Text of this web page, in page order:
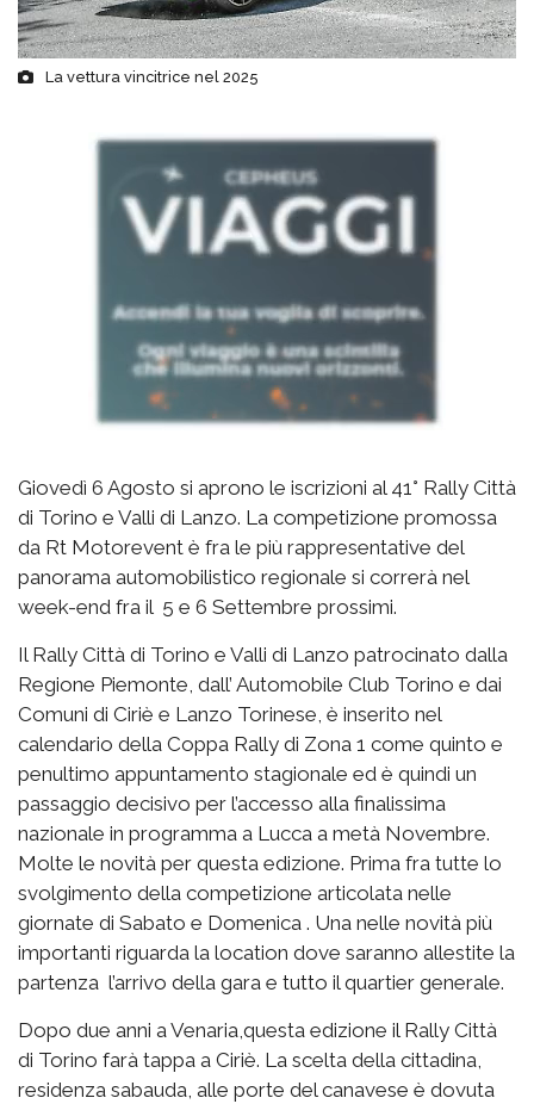
La vettura vincitrice nel 2025
Giovedì 6 Agosto si aprono le iscrizioni al 41° Rally Città
di Torino e Valli di Lanzo. La competizione promossa
da Rt Motorevent è fra le più rappresentative del
panorama automobilistico regionale si correrà nel
week-end fra il 5 e 6 Settembre prossimi.
Il Rally Città di Torino e Valli di Lanzo patrocinato dalla
Regione Piemonte, dall’ Automobile Club Torino e dai
Comuni di Ciriè e Lanzo Torinese, è inserito nel
calendario della Coppa Rally di Zona 1 come quinto e
penultimo appuntamento stagionale ed è quindi un
passaggio decisivo per l’accesso alla finalissima
nazionale in programma a Lucca a metà Novembre.
Molte le novità per questa edizione. Prima fra tutte lo
svolgimento della competizione articolata nelle
giornate di Sabato e Domenica . Una nelle novità più
importanti riguarda la location dove saranno allestite la
partenza l’arrivo della gara e tutto il quartier generale.
Dopo due anni a Venaria,questa edizione il Rally Città
di Torino farà tappa a Ciriè. La scelta della cittadina,
residenza sabauda, alle porte del canavese è dovuta